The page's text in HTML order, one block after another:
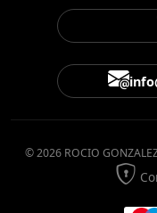
© 2026 ROCIO